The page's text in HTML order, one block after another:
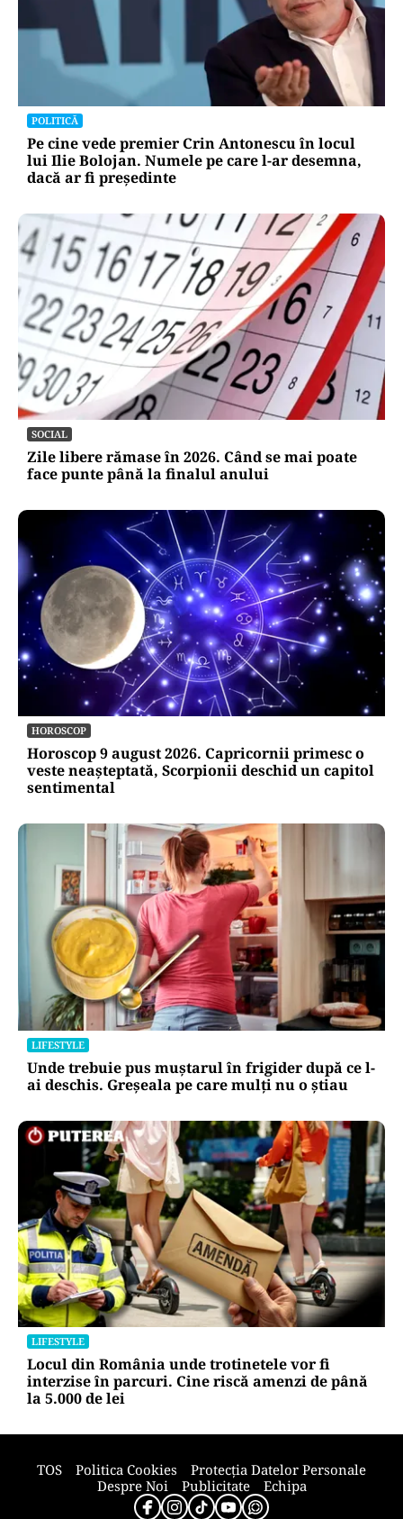
Dileme de curte: la câți metri de gardul
vecinului poți planta pomi
POLITICĂ
Pe cine vede premier Crin Antonescu în locul
lui Ilie Bolojan. Numele pe care l-ar desemna,
dacă ar fi președinte
Zile libere rămase în 2026. Când se mai poate
face punte până la finalul anului
HOROSCOP
Horoscop 9 august 2026. Capricornii primesc o
veste neașteptată, Scorpionii deschid un capitol
sentimental
LIFESTYLE
Unde trebuie pus muștarul în frigider după ce l-
ai deschis. Greșeala pe care mulți nu o știau